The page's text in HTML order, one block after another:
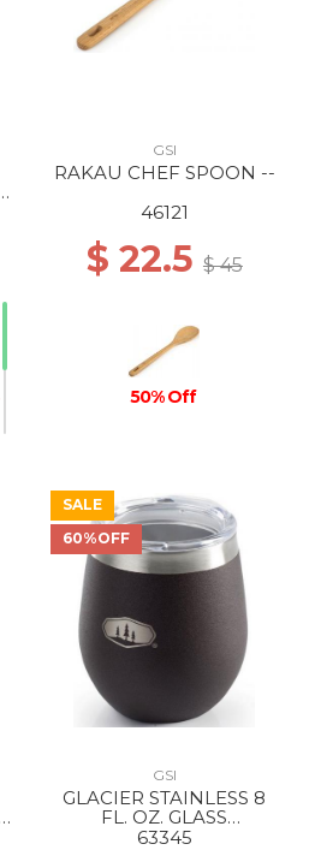
GSI
RAKAU CHEF SPOON --
46121
$ 22.5 $ 45
50% Off
SALE
60%OFF
GSI
GLACIER STAINLESS 8
FL. OZ. GLASS
ESPRESSO
63345